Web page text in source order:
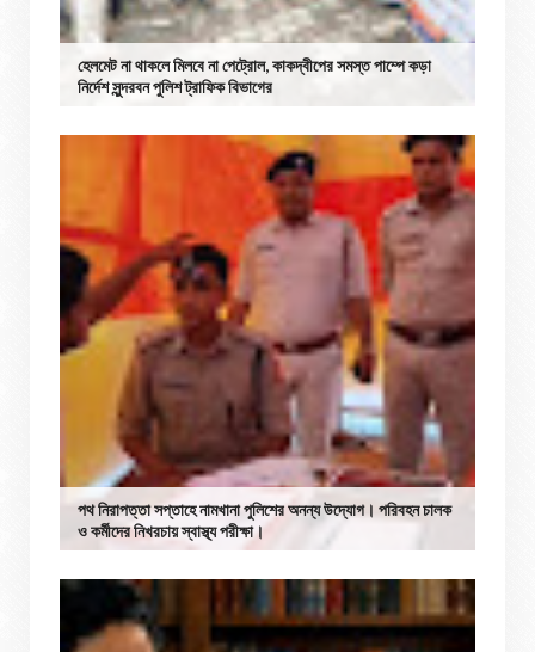
হেলমেট না থাকলে মিলবে না পেট্রোল, কাকদ্বীপের সমস্ত পাম্পে কড়া
নির্দেশ সুন্দরবন পুলিশ ট্রাফিক বিভাগের
পথ নিরাপত্তা সপ্তাহে নামখানা পুলিশের অনন্য উদ্যোগ। পরিবহন চালক
ও কর্মীদের নিখরচায় স্বাস্থ্য পরীক্ষা।